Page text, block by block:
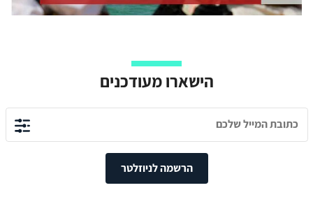
הישארו מעודכנים
הרשמה לניוזלטר